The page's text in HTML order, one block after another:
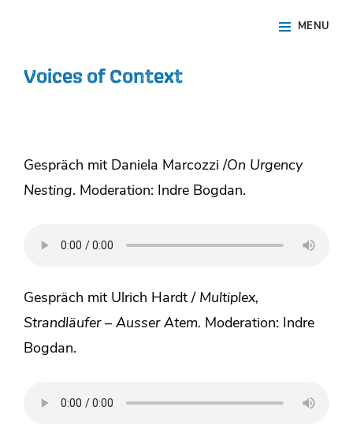
MENU
Voices of Context
Gespräch mit Daniela Marcozzi /On Urgency
Nesting. Moderation: Indre Bogdan.
Gespräch mit Ulrich Hardt / Multiplex,
Strandläufer – Ausser Atem. Moderation: Indre
Bogdan.